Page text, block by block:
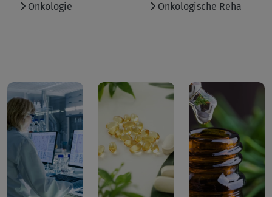
Onkologie Onkologische Reha